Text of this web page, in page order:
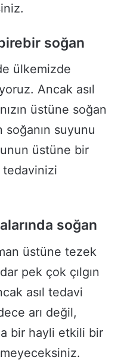
soğan
ülkemizde
Ancak asıl
üstüne soğan
soğanın suyunu
üstüne bir
tedavinizi
soğan
üstüne tezek
pek çok çılgın
asıl tedavi
arı değil,
bir hayli etkili bir